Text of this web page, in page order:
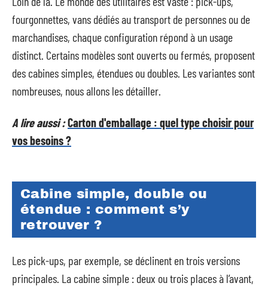
fourgonnettes, vans dédiés au transport de personnes ou de
marchandises, chaque configuration répond à un usage
distinct. Certains modèles sont ouverts ou fermés, proposent
des cabines simples, étendues ou doubles. Les variantes sont
nombreuses, nous allons les détailler.
A lire aussi :Carton d'emballage : quel type choisir pour
vos besoins ?
Cabine simple, double ou
étendue : comment s’y
retrouver ?
Les pick-ups, par exemple, se déclinent en trois versions
principales. La cabine simple : deux ou trois places à l’avant,